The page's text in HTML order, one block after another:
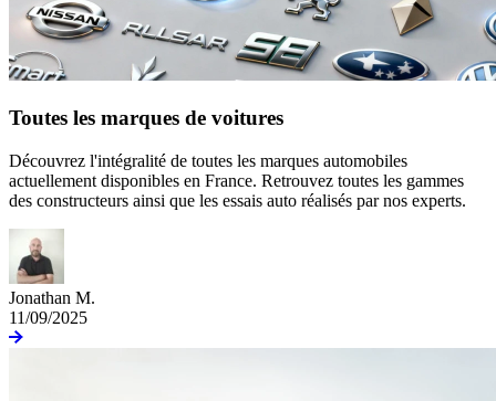
Toutes les marques de voitures
Découvrez l'intégralité de toutes les marques automobiles
actuellement disponibles en France. Retrouvez toutes les gammes
des constructeurs ainsi que les essais auto réalisés par nos experts.
Jonathan M.
11/09/2025